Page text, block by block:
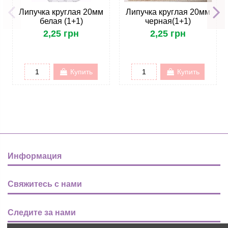
Липучка круглая 20мм
белая (1+1)
2,25 грн
Купить
Липучка круглая 20мм
черная(1+1)
2,25 грн
Купить
Информация
Свяжитесь с нами
Следите за нами